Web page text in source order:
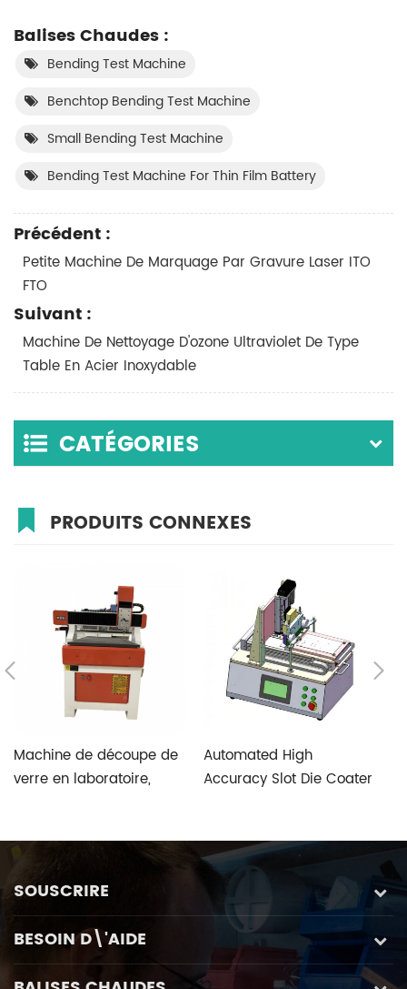
Balises Chaudes :
Bending Test Machine
Benchtop Bending Test Machine
Small Bending Test Machine
Bending Test Machine For Thin Film Battery
Précédent :
Petite Machine De Marquage Par Gravure Laser ITO
FTO
Suivant :
Machine De Nettoyage D'ozone Ultraviolet De Type
Table En Acier Inoxydable
CATÉGORIES
PRODUITS CONNEXES
Machine de découpe de
verre en laboratoire,
de contrôle spécial de
verre personnalisé à
cinq axes
Automated High
Accuracy Slot Die Coater
SOUSCRIRE
BESOIN D\'AIDE